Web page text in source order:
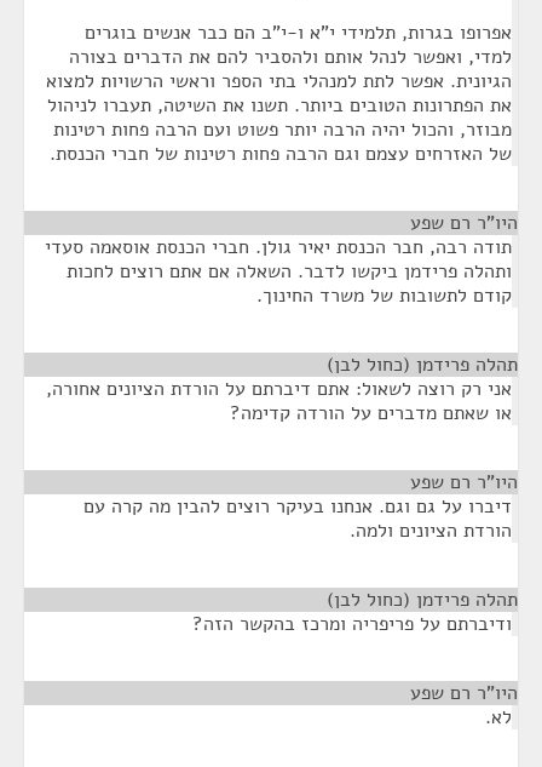
אפרופו בגרות, תלמידי י"א ו-י"ב הם כבר אנשים בוגרים
למדי, ואפשר לנהל אותם ולהסביר להם את הדברים בצורה
הגיונית. אפשר לתת למנהלי בתי הספר וראשי הרשויות למצוא
את הפתרונות הטובים ביותר. תשנו את השיטה, תעברו לניהול
מבוזר, והכול יהיה הרבה יותר פשוט ועם הרבה פחות רטינות
של האזרחים עצמם וגם הרבה פחות רטינות של חברי הכנסת.
היו"ר רם שפע
תודה רבה, חבר הכנסת יאיר גולן. חברי הכנסת אוסאמה סעדי
ותהלה פרידמן ביקשו לדבר. השאלה אם אתם רוצים לחכות
קודם לתשובות של משרד החינוך.
תהלה פרידמן (כחול לבן)
אני רק רוצה לשאול: אתם דיברתם על הורדת הציונים אחורה,
או שאתם מדברים על הורדה קדימה?
היו"ר רם שפע
דיברו על גם וגם. אנחנו בעיקר רוצים להבין מה קרה עם
הורדת הציונים ולמה.
תהלה פרידמן (כחול לבן)
ודיברתם על פריפריה ומרכז בהקשר הזה?
היו"ר רם שפע
לא.